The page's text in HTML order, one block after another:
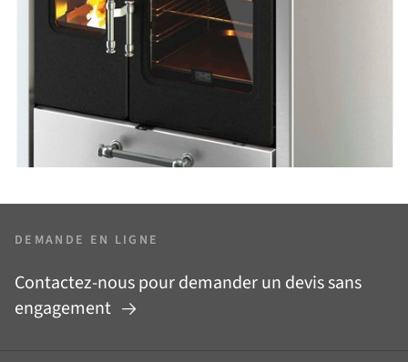
DEMANDE EN LIGNE
Contactez-nous pour demander un devis sans
engagement